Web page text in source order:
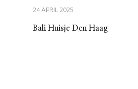
24 APRIL 2025
Bali Huisje Den Haag